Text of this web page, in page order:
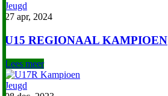
Jeugd
27 apr, 2024
U15 REGIONAAL KAMPIOEN
Lees meer
Jeugd